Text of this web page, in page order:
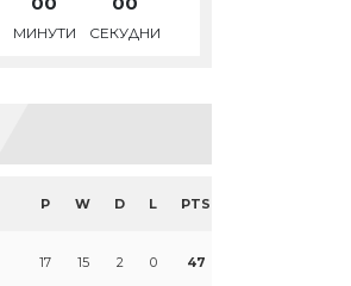
МИНУТИ СЕКУДНИ
P W D L PTS
17 15 2 0 47